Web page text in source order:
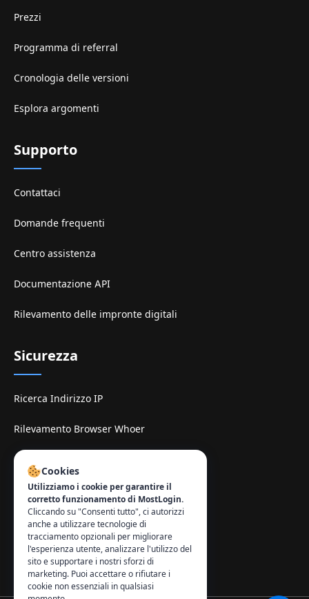
Prezzi
Programma di referral
Cronologia delle versioni
Esplora argomenti
Supporto
Contattaci
Domande frequenti
Centro assistenza
Documentazione API
Rilevamento delle impronte digitali
Sicurezza
Ricerca Indirizzo IP
Rilevamento Browser Whoer
Sitio di espelhe TamilMV
Contatto:
info@mostlogin.com
Cookies
Utilizziamo i cookie per garantire il
corretto funzionamento di MostLogin.
Cliccando su "Consenti tutto", ci autorizzi
anche a utilizzare tecnologie di
tracciamento opzionali per migliorare
l'esperienza utente, analizzare l'utilizzo del
sito e supportare i nostri sforzi di
marketing. Puoi accettare o rifiutare i
cookie non essenziali in qualsiasi